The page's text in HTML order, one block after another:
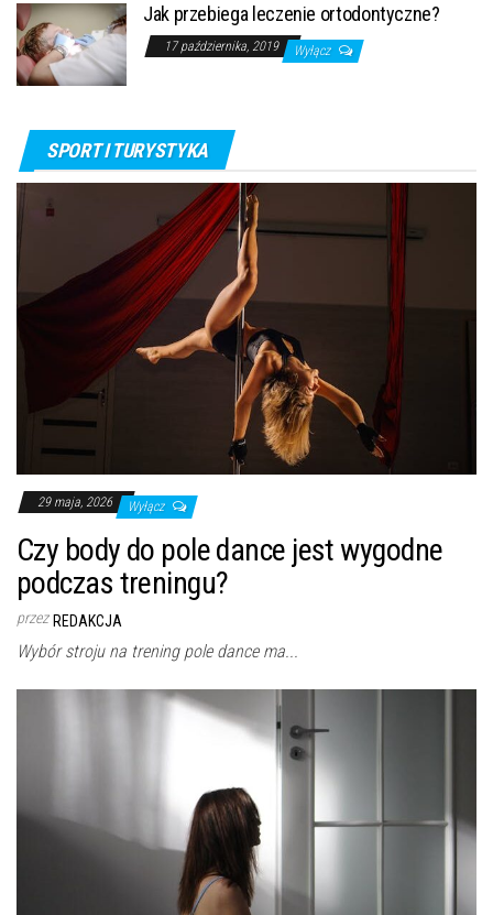
Jak przebiega leczenie ortodontyczne?
17 października, 2019 Wyłącz
SPORT I TURYSTYKA
29 maja, 2026 Wyłącz
Czy body do pole dance jest wygodne
podczas treningu?
przez REDAKCJA
Wybór stroju na trening pole dance ma...